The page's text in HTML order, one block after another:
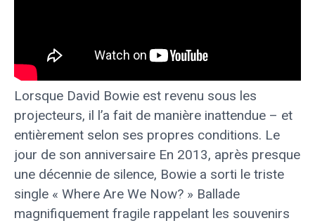
Lorsque David Bowie est revenu sous les
projecteurs, il l’a fait de manière inattendue – et
entièrement selon ses propres conditions. Le
jour de son anniversaire En 2013, après presque
une décennie de silence, Bowie a sorti le triste
single « Where Are We Now? » Ballade
magnifiquement fragile rappelant les souvenirs